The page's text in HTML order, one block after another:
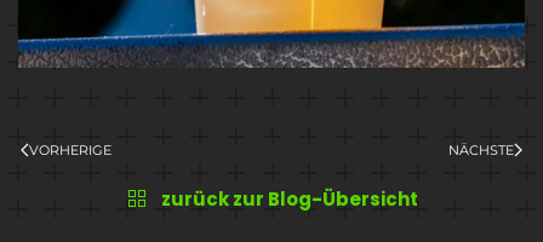
VORHERIGE NÄCHSTE
zurück zur Blog-Übersicht